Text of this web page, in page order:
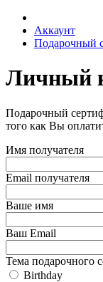
Аккаунт
Подарочный
Личный
Подарочный
того как Вы
Имя получателя
Email получателя
Ваше имя
Ваш Email
Тема подарочного
Birthday